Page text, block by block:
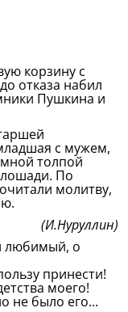
корзину с
отказа набил
Пушкина и
с мужем,
толпой
По
молитву,
(И.Нуруллин)
любимый, о
принести!
моего!
не было его...